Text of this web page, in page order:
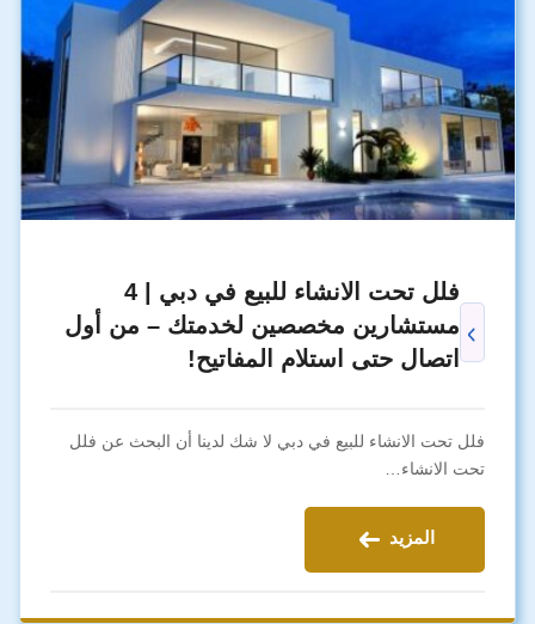
فلل تحت الانشاء للبيع في دبي | 4
مستشارين مخصصين لخدمتك – من أول
اتصال حتى استلام المفاتيح!
فلل تحت الانشاء للبيع في دبي لا شك لدينا أن البحث عن فلل
تحت الانشاء…
المزيد